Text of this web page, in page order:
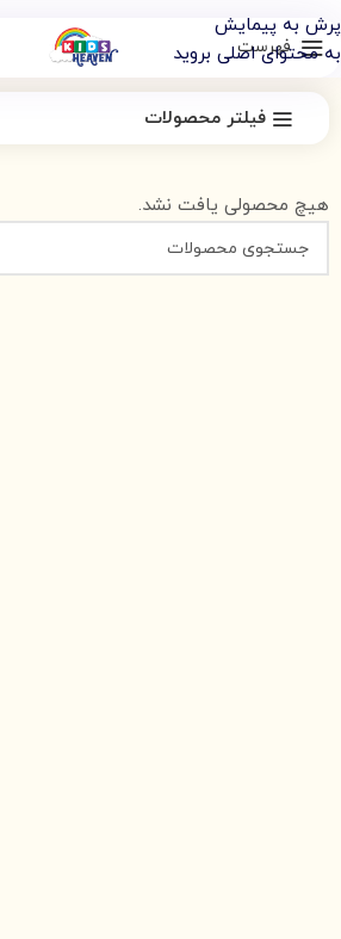
پرش به پیمایش
به محتوای اصلی بروید
فهرست
فیلتر محصولات
هیچ محصولی یافت نشد.
بهشت کودکان تنها فروشگاه 1000 متری در ایران